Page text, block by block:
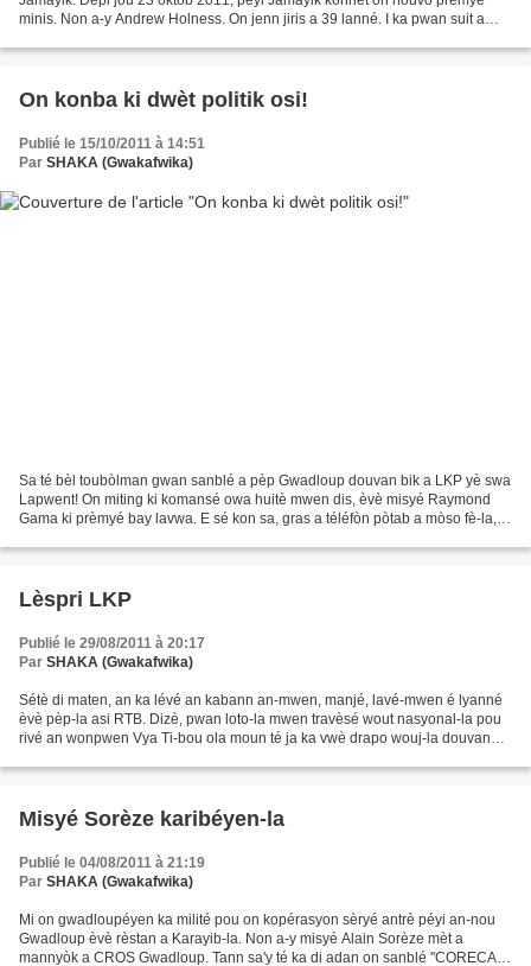
minis. Non a-y Andrew Holness. On jenn jiris a 39 lanné. I ka pwan suit a
On konba ki dwèt politik osi!
Publié le 15/10/2011 à 14:51
Par SHAKA (Gwakafwika)
Sa té bèl toubòlman gwan sanblé a pèp Gwadloup douvan bik a LKP yè swa
Lapwent! On miting ki komansé owa huitè mwen dis, èvè misyé Raymond
Gama ki prèmyé bay lavwa. E sé kon sa, gras a téléfòn pòtab a mòso fè-la,
Lèspri LKP
Publié le 29/08/2011 à 20:17
Par SHAKA (Gwakafwika)
Sétè di maten, an ka lévé an kabann an-mwen, manjé, lavé-mwen é lyanné
èvè pèp-la asi RTB. Dizè, pwan loto-la mwen travèsé wout nasyonal-la pou
rivé an wonpwen Vya Ti-bou ola moun té ja ka vwè drapo wouj-la douvan
Misyé Sorèze karibéyen-la
Publié le 04/08/2011 à 21:19
Par SHAKA (Gwakafwika)
Mi on gwadloupéyen ka milité pou on kopérasyon sèryé antrè péyi an-nou
Gwadloup èvè rèstan a Karayib-la. Non a-y misyé Alain Sorèze mèt a
mannyòk a CROS Gwadloup. Tann sa'y té ka di adan on sanblé "CORECA"